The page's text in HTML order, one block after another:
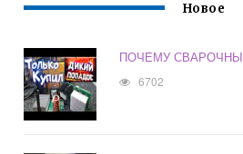
Новое
ПОЧЕМУ
6702